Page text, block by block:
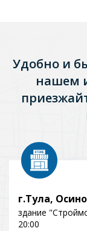
Удобно и
нашем
г.Тула,
здание
20:00